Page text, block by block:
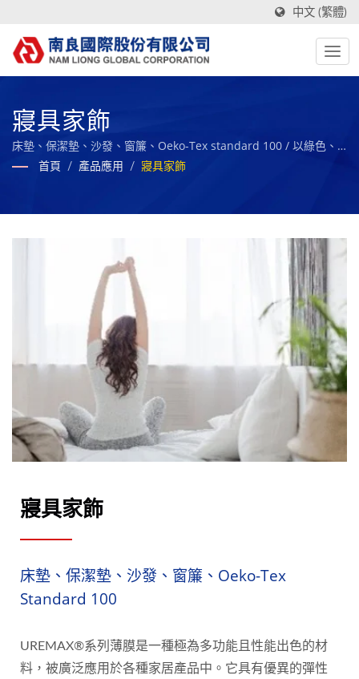
中文 (繁體)
寢具家飾
床墊、保潔墊、沙發、窗簾、Oeko-Tex standard 100 / 以綠色、
創新及智慧製造為核心，與社會及員工共享成果，永續經營的全球
首頁 / 產品應用 / 寢具家飾
寢具家飾
床墊、保潔墊、沙發、窗簾、Oeko-Tex
Standard 100
UREMAX®系列薄膜是一種極為多功能且性能出色的材
料，被廣泛應用於各種家居產品中。它具有優異的彈性